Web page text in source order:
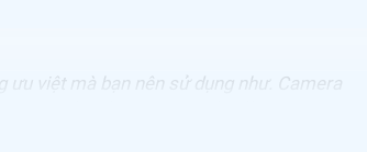
việt mà bạn nên sử dụng như. Camera